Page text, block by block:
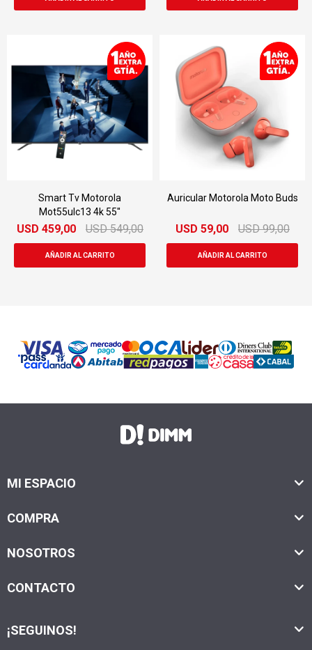
Smart Tv Motorola
Mot55ulc13 4k 55''
USD 459,00 USD 549,00
Auricular Motorola Moto Buds
USD 59,00 USD 99,00
MI ESPACIO
COMPRA
NOSOTROS
CONTACTO
¡SEGUINOS!